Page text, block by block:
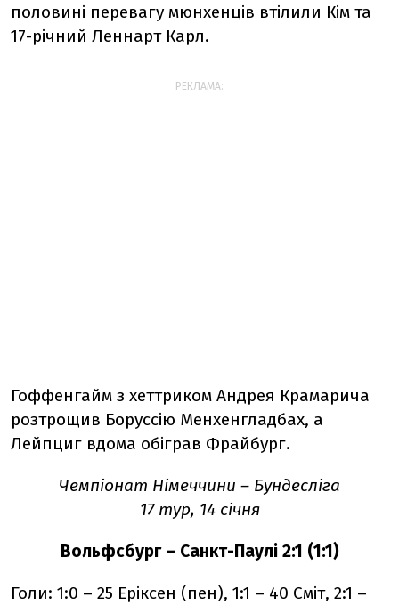
половині перевагу мюнхенців втілили Кім та
17-річний Леннарт Карл.
РЕКЛАМА:
Гоффенгайм з хеттриком Андрея Крамарича
розтрощив Боруссію Менхенгладбах, а
Лейпциг вдома обіграв Фрайбург.
Чемпіонат Німеччини – Бундесліга
17 тур, 14 січня
Вольфсбург – Санкт-Паулі 2:1 (1:1)
Голи: 1:0 – 25 Еріксен (пен), 1:1 – 40 Сміт, 2:1 –